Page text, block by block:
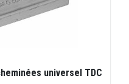
universel TDC